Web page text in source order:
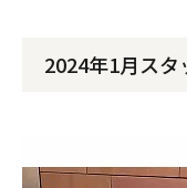
2024年1月ス